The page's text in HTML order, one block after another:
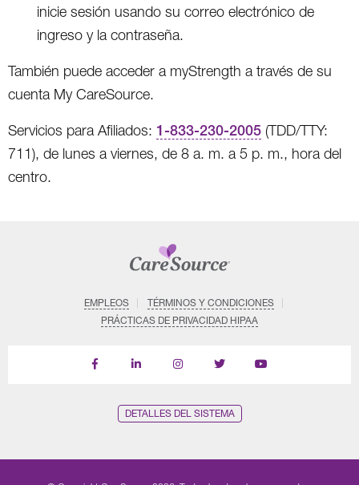
inicie sesión usando su correo electrónico de
ingreso y la contraseña.
También puede acceder a myStrength a través de su
cuenta My CareSource.
Servicios para Afiliados: 1-833-230-2005 (TDD/TTY:
711), de lunes a viernes, de 8 a. m. a 5 p. m., hora del
centro.
EMPLEOS
TÉRMINOS Y CONDICIONES
PRÁCTICAS DE PRIVACIDAD HIPAA
Find
Follow
Follow
Follow
Subscribe
DETALLES DEL SISTEMA